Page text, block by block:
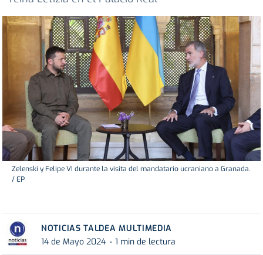
Zelenski y Felipe VI durante la visita del mandatario ucraniano a Granada.
/ EP
NOTICIAS TALDEA MULTIMEDIA
14 de Mayo 2024
1 min de lectura